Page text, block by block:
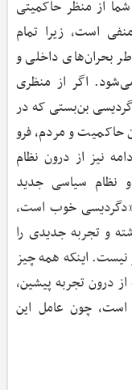
از منظر حاکمیتی
است، زیرا تمام
بحران‌های داخلی و
اگر از منظری
بن‌بستی که در
حاکمیت و مردم، فرو
نیز از درون نظام
نظام سیاسی جدید
خوب است،
تاریخی 50ساله داشته و تجربه جدیدی را
اینکه همه چیز
درون تجربه پیشین،
چون عامل این